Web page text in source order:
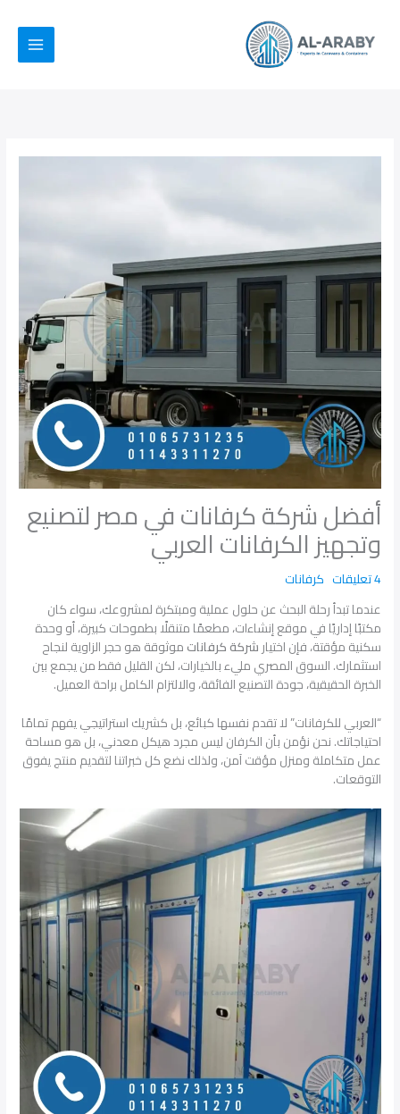
المحتوى
أفضل شركة كرفانات في مصر لتصنيع
وتجهيز الكرفانات العربي
4 تعليقات
كرفانات
عندما تبدأ رحلة البحث عن حلول عملية ومبتكرة لمشروعك، سواء كان
مكتبًا إداريًا في موقع إنشاءات، مطعمًا متنقلًا بطموحات كبيرة، أو وحدة
سكنية مؤقتة، فإن اختيارشركة كرفاناتموثوقة هو حجر الزاوية لنجاح
استثمارك. السوق المصري مليء بالخيارات، لكن القليل فقط من يجمع بين
الخبرة الحقيقية، جودة التصنيع الفائقة، والالتزام الكامل براحة العميل.
“العربي للكرفانات” لا تقدم نفسها كبائع، بل كشريك استراتيجي يفهم تمامًا
احتياجاتك. نحن نؤمن بأن الكرفان ليس مجرد هيكل معدني، بل هو مساحة
عمل متكاملة ومنزل مؤقت آمن، ولذلك نضع كل خبراتنا لتقديم منتج يفوق
التوقعات.